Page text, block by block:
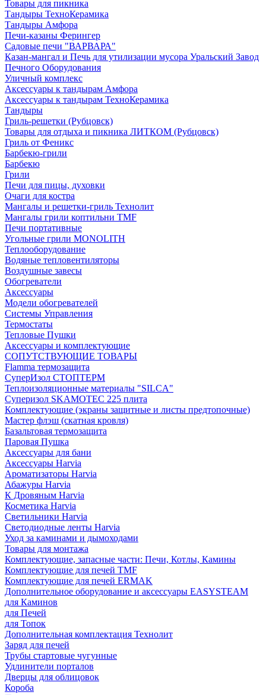
Товары для пикника
Тандыры ТехноКерамика
Тандыры Амфора
Печи-казаны Ферингер
Садовые печи "ВАРВАРА"
Казан-мангал и Печь для утилизации мусора Уральский Завод
Печного Оборудования
Уличный комплекс
Аксессуары к тандырам Амфора
Аксессуары к тандырам ТехноКерамика
Тандыры
Гриль-решетки (Рубцовск)
Товары для отдыха и пикника ЛИТКОМ (Рубцовск)
Гриль от Феникс
Барбекю-грили
Барбекю
Грили
Печи для пицы, духовки
Очаги для костра
Мангалы и решетки-гриль Технолит
Мангалы грили коптильни TMF
Печи портативные
Угольные грили MONOLITH
Теплооборудование
Водяные тепловентиляторы
Воздушные завесы
Обогреватели
Аксессуары
Модели обогревателей
Системы Управления
Термостаты
Тепловые Пушки
Аксессуары и комплектующие
СОПУТСТВУЮЩИЕ ТОВАРЫ
Flamma термозащита
СуперИзол СТОПТЕРМ
Теплоизоляционные материалы "SILCA"
Суперизол SKAMOTEC 225 плита
Комплектующие (экраны защитные и листы предтопочные)
Мастер флэш (скатная кровля)
Базальтовая термозащита
Паровая Пушка
Аксессуары для бани
Аксессуары Harvia
Ароматизаторы Harvia
Абажуры Harvia
К Дровяным Harvia
Косметика Harvia
Светильники Harvia
Светодиодные ленты Harvia
Уход за каминами и дымоходами
Товары для монтажа
Комплектующие, запасные части: Печи, Котлы, Камины
Комплектующие для печей TMF
Комплектующие для печей ERMAK
Дополнительное оборудование и аксессуары EASYSTEAM
для Каминов
для Печей
для Топок
Дополнительная комплектация Технолит
Заряд для печей
Трубы стартовые чугунные
Удлинители порталов
Дверцы для облицовок
Короба